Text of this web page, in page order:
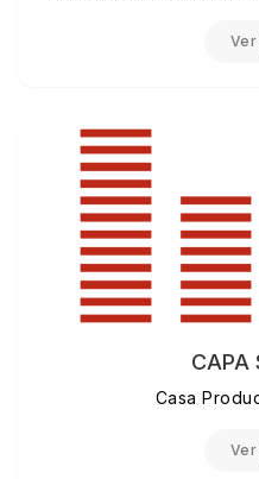
CAPA
Casa